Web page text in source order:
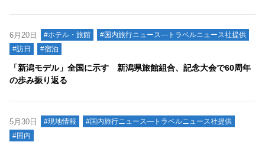
6月20日 #ホテル・旅館
#国内旅行ニュース―トラベルニュース社提供
#訪日
#宿泊
「新潟モデル」全国に示す 新潟県旅館組合、記念大会で60周年
の歩み振り返る
5月30日 #現地情報
#国内旅行ニュース―トラベルニュース社提供
#国内